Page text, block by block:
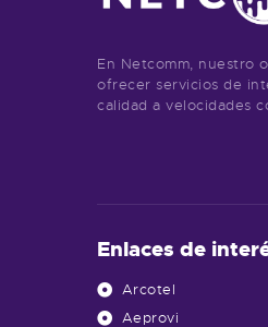
En Netcomm, nuestro
ofrecer servicios de
calidad a velocidades
Enlaces de
Arcotel
Aeprovi